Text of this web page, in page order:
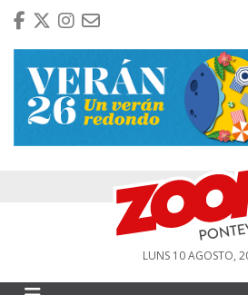
LUNS 10 AGOSTO,